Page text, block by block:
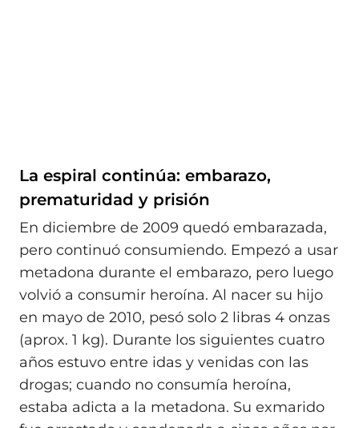
La espiral continúa: embarazo,
prematuridad y prisión
En diciembre de 2009 quedó embarazada,
pero continuó consumiendo. Empezó a usar
metadona durante el embarazo, pero luego
volvió a consumir heroína. Al nacer su hijo
en mayo de 2010, pesó solo 2 libras 4 onzas
(aprox. 1 kg). Durante los siguientes cuatro
años estuvo entre idas y venidas con las
drogas; cuando no consumía heroína,
estaba adicta a la metadona. Su exmarido